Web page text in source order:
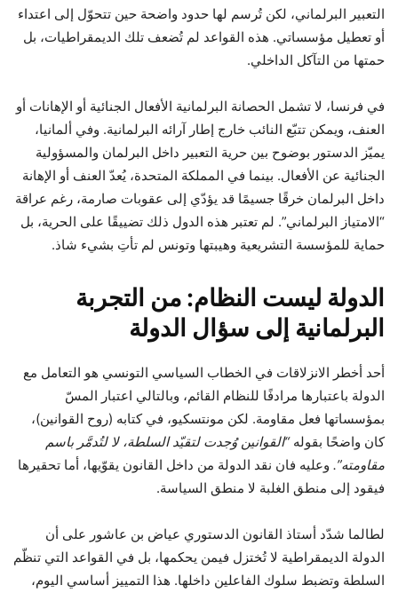
التعبير البرلماني، لكن تُرسم لها حدود واضحة حين تتحوّل إلى اعتداء
أو تعطيل مؤسساتي. هذه القواعد لم تُضعف تلك الديمقراطيات، بل
حمتها من التآكل الداخلي.
في فرنسا، لا تشمل الحصانة البرلمانية الأفعال الجنائية أو الإهانات أو
العنف، ويمكن تتبّع النائب خارج إطار آرائه البرلمانية. وفي ألمانيا،
يميّز الدستور بوضوح بين حرية التعبير داخل البرلمان والمسؤولية
الجنائية عن الأفعال. بينما في المملكة المتحدة، يُعدّ العنف أو الإهانة
داخل البرلمان خرقًا جسيمًا قد يؤدّي إلى عقوبات صارمة، رغم عراقة
“الامتياز البرلماني”. لم تعتبر هذه الدول ذلك تضييقًا على الحرية، بل
حماية للمؤسسة التشريعية وهيبتها وتونس لم تأتِ بشيء شاذ.
الدولة ليست النظام: من التجربة
البرلمانية إلى سؤال الدولة
أحد أخطر الانزلاقات في الخطاب السياسي التونسي هو التعامل مع
الدولة باعتبارها مرادفًا للنظام القائم، وبالتالي اعتبار المسّ
بمؤسساتها فعل مقاومة. لكن مونتسكيو، في كتابه (روح القوانين)،
كان واضحًا بقوله“القوانين وُجدت لتقيّد السلطة، لا لتُدمَّر باسم
مقاومته”. وعليه فان نقد الدولة من داخل القانون يقوّيها، أما تحقيرها
فيقود إلى منطق الغلبة لا منطق السياسة.
لطالما شدّد أستاذ القانون الدستوري عياض بن عاشور على أن
الدولة الديمقراطية لا تُختزل فيمن يحكمها، بل في القواعد التي تنظّم
السلطة وتضبط سلوك الفاعلين داخلها. هذا التمييز أساسي اليوم،